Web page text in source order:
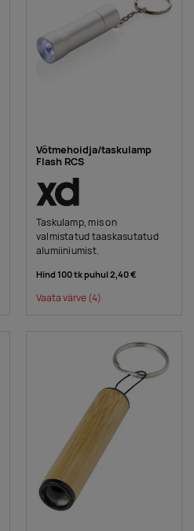
Võtmehoidja/taskulamp
Flash RCS
Taskulamp, mis on
valmistatud taaskasutatud
alumiiniumist.
Hind 100 tk puhul2,40 €
Vaata värve(4)